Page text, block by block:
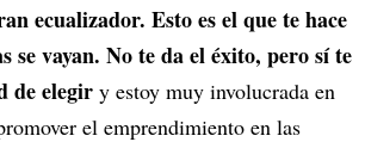
ecualizador. Esto es el que te hace
se vayan. No te da el éxito, pero sí te
de elegir y estoy muy involucrada en
el emprendimiento en las